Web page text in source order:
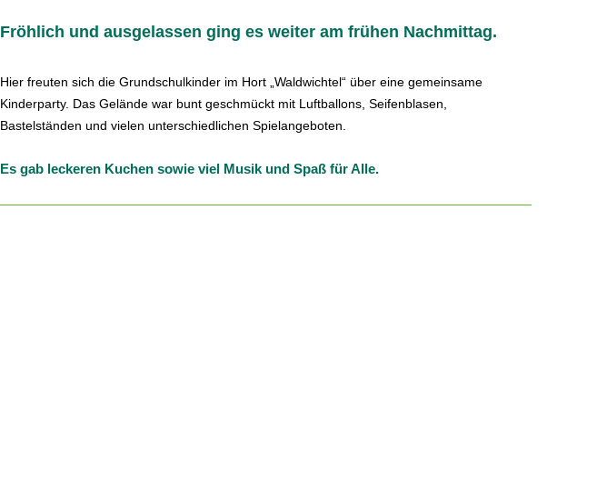
Fröhlich und ausgelassen ging es weiter am frühen Nachmittag.
Hier freuten sich die Grundschulkinder im Hort „Waldwichtel“ über eine gemeinsame
Kinderparty. Das Gelände war bunt geschmückt mit Luftballons, Seifenblasen,
Bastelständen und vielen unterschiedlichen Spielangeboten.
Es gab leckeren Kuchen sowie viel Musik und Spaß für Alle.